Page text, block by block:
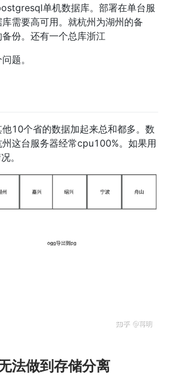
单机数据库。部署在单台服
需要高可用。就杭州为湖州的备
份。还有一个总库浙江
题。
10个省的数据加起来总和都多。数
这台服务器经常cpu100%。如果用
。
法做到存储分离